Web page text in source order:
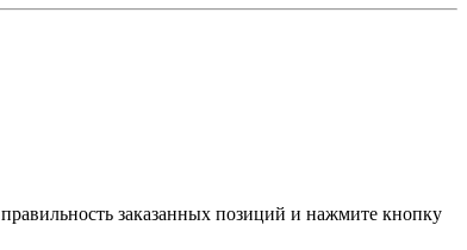
заказанных позиций и нажмите кнопку